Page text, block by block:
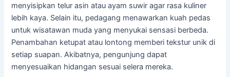
menyisipkan telur asin atau ayam suwir agar rasa kuliner
lebih kaya. Selain itu, pedagang menawarkan kuah pedas
untuk wisatawan muda yang menyukai sensasi berbeda.
Penambahan ketupat atau lontong memberi tekstur unik di
setiap suapan. Akibatnya, pengunjung dapat
menyesuaikan hidangan sesuai selera mereka.